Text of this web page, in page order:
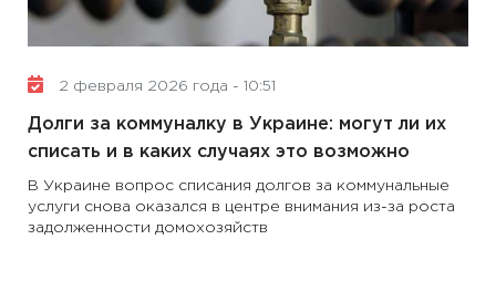
2 февраля 2026 года - 10:51
Долги за коммуналку в Украине: могут ли их
списать и в каких случаях это возможно
В Украине вопрос списания долгов за коммунальные
услуги снова оказался в центре внимания из-за роста
задолженности домохозяйств